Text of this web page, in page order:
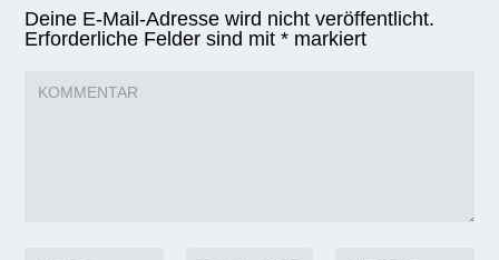
Deine E-Mail-Adresse wird nicht veröffentlicht.
Erforderliche Felder sind mit* markiert